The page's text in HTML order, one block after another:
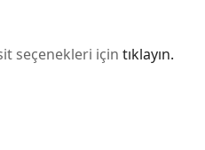
seçenekleri için tıklayın.